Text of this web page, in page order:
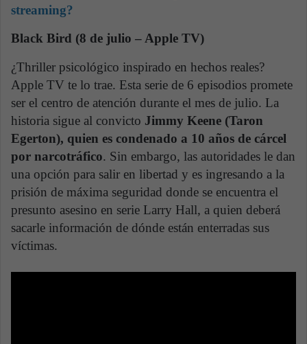
streaming?
Black Bird (8 de julio – Apple TV)
¿Thriller psicológico inspirado en hechos reales?
Apple TV te lo trae. Esta serie de 6 episodios promete
ser el centro de atención durante el mes de julio. La
historia sigue al convicto Jimmy Keene (Taron
Egerton), quien es condenado a 10 años de cárcel
por narcotráfico. Sin embargo, las autoridades le dan
una opción para salir en libertad y es ingresando a la
prisión de máxima seguridad donde se encuentra el
presunto asesino en serie Larry Hall, a quien deberá
sacarle información de dónde están enterradas sus
víctimas.